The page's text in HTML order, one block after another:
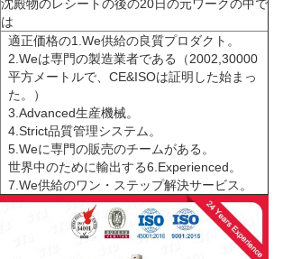
沈殿物のレシートの後の20日の元ワークの中で
は
適正価格の1.We供給の良質プロダクト。
2.Weは専門の製造業者である（2002,30000
平方メートルで、CE&ISOは証明した始まっ
た。）
3.Advanced生産機械。
4.Strict品質管理システム。
5.Weに専門の販売のチームがある。
世界中のために輸出する6.Experienced。
7.We供給のワン・ステップ解決サービス。